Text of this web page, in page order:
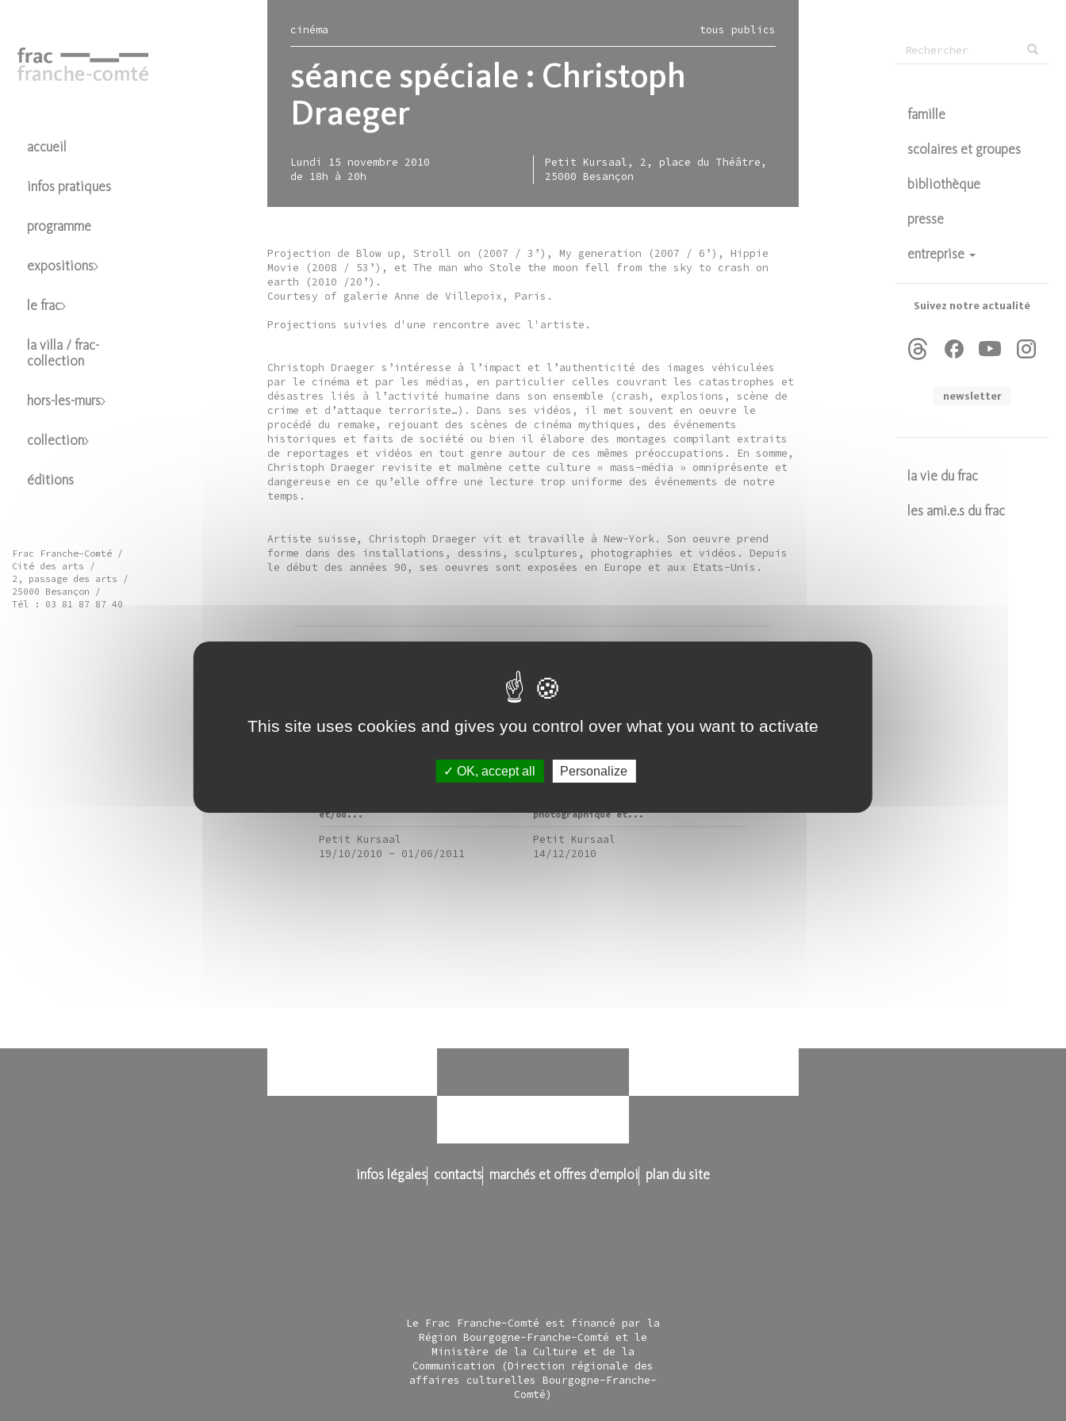
principal
accueil
infos pratiques
programme
expositions
en ce moment
le frac
bâtiment
organisation
la villa / frac-
collection
hors-les-murs
le frac en région
la mallette zarka
collection
présentation
éditions
Frac Franche-Comté /
Cité des arts /
2, passage des arts /
25000 Besançon /
Tél : 03 81 87 87 40
Formulaire
recherche
famille
scolaires et groupes
bibliothèque
presse
entreprise
Suivez notre actualité
newsletter
la vie du frac
les ami.e.s du frac
cinéma tous publics
séance spéciale : Christoph
Draeger
Lundi 15 novembre 2010
de 18h à 20h
Petit Kursaal, 2, place du Théâtre,
25000 Besançon
Projection de Blow up, Stroll on (2007 / 3’), My generation (2007 / 6’), Hippie
Movie (2008 / 53’), et The man who Stole the moon fell from the sky to crash on
earth (2010 /20’).
Courtesy of galerie Anne de Villepoix, Paris.
Projections suivies d'une rencontre avec l'artiste.
Christoph Draeger s’intéresse à l’impact et l’authenticité des images véhiculées
par le cinéma et par les médias, en particulier celles couvrant les catastrophes et
désastres liés à l’activité humaine dans son ensemble (crash, explosions, scène de
crime et d’attaque terroriste…). Dans ses vidéos, il met souvent en oeuvre le
procédé du remake, rejouant des scènes de cinéma mythiques, des événements
historiques et faits de société ou bien il élabore des montages compilant extraits
de reportages et vidéos en tout genre autour de ces mêmes préoccupations. En somme,
Christoph Draeger revisite et malmène cette culture « mass-média » omniprésente et
dangereuse en ce qu’elle offre une lecture trop uniforme des événements de notre
temps.
Artiste suisse, Christoph Draeger vit et travaille à New-York. Son oeuvre prend
forme dans des installations, dessins, sculptures, photographies et vidéos. Depuis
le début des années 90, ses oeuvres sont exposées en Europe et aux Etats-Unis.
2010/2011
de Franche-Comté et l'Ecole régionale
des beaux-arts de Besançon proposent
et/ou...
Petit Kursaal
19/10/2010 - 01/06/2011
séance spéciale : Valérie
Jouve
20’), Repérages : Place des fêtes
(2009 / 17’). Projections suivies
photographique et...
Petit Kursaal
14/12/2010
infos légales contacts marchés et offres d'emploi plan du site
Le Frac Franche-Comté est financé par la
Région Bourgogne-Franche-Comté et le
Ministère de la Culture et de la
Communication (Direction régionale des
affaires culturelles Bourgogne-Franche-
Comté)
This site uses cookies and gives you control over what you want to activate
OK, accept all Personalize